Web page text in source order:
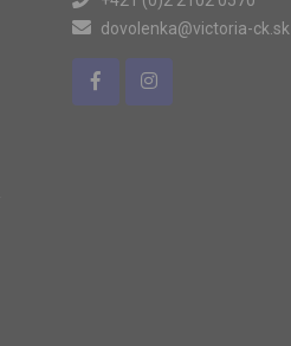
dovolenka@victoria-ck.sk